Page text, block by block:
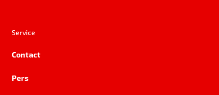
Service
Contact
Pers